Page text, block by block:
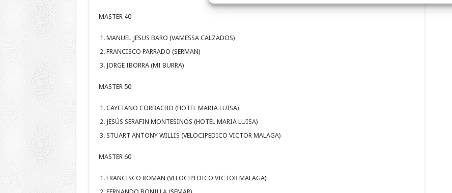
MASTER 40
MANUEL JESUS BARO (VAMESSA CALZADOS)
FRANCISCO PARRADO (SERMAN)
JORGE IBORRA (MI BURRA)
MASTER 50
CAYETANO CORBACHO (HOTEL MARIA LUISA)
JESÚS SERAFIN MONTESINOS (HOTEL MARIA LUISA)
STUART ANTONY WILLIS (VELOCIPEDICO VICTOR MALAGA)
MASTER 60
FRANCISCO ROMAN (VELOCIPEDICO VICTOR MALAGA)